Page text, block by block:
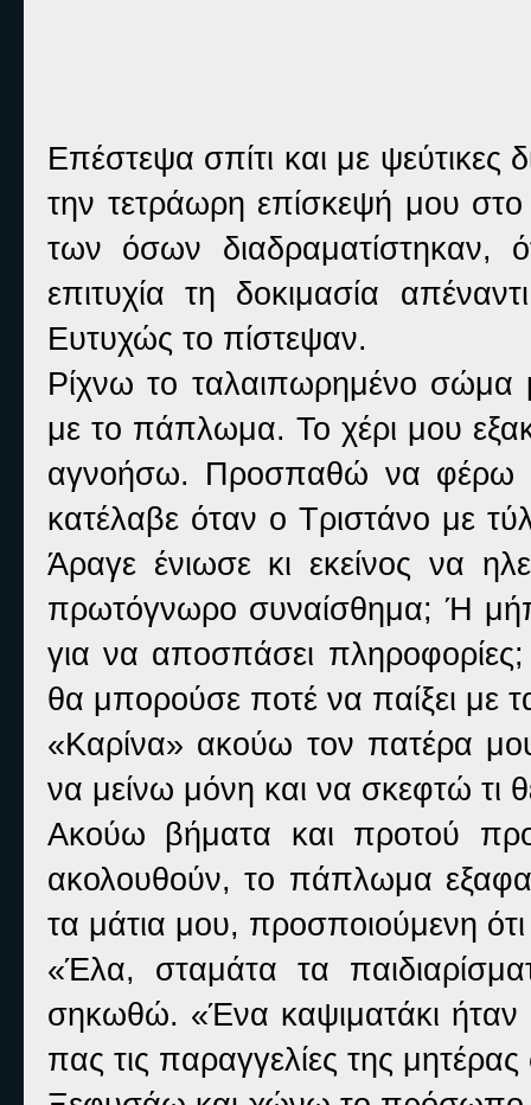
Επέστεψα σπίτι και με ψεύτικες
την τετράωρη επίσκεψή μου στο
των όσων
επιτυχία τη δοκιμασία
Ευτυχώς το πίστεψαν.
Ρίχνω το ταλαιπωρημένο σώμα
με το πάπλωμα. Το χέρι μου
αγνοήσω. Προσπαθώ να φέρω
κατέλαβε όταν ο Τριστάνο με
Άραγε ένιωσε κι εκείνος να
πρωτόγνωρο συναίσθημα; Ή
για να αποσπάσει
θα μπορούσε ποτέ να παίξει
«Καρίνα» ακούω τον πατέρα
να μείνω μόνη και να σκεφτώ τι
Ακούω βήματα και προτού
ακολουθούν, το πάπλωμα
τα μάτια μου, προσποιούμενη
«Έλα, σταμάτα τα
σηκωθώ. «Ένα καψιματάκι ήταν
πας τις παραγγελίες της